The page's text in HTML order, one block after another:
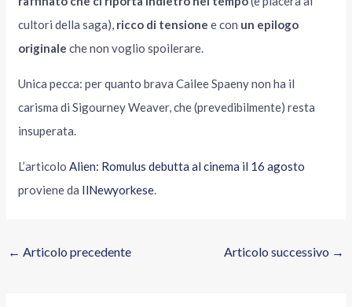
cultori della saga), ricco di tensione e con un epilogo
originale che non voglio spoilerare.
Unica pecca: per quanto brava Cailee Spaeny non ha il
carisma di Sigourney Weaver, che (prevedibilmente) resta
insuperata.
L’articoloAlien: Romulus debutta al cinema il 16 agosto
proviene da IlNewyorkese.
← Articolo precedente Articolo successivo →